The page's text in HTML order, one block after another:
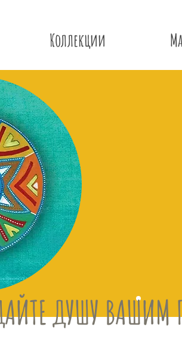
Коллекции
ДУШУ ВАШИМ